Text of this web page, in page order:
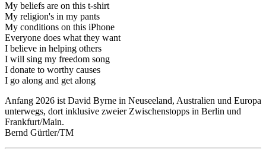
My beliefs are on this t-shirt
My religion's in my pants
My conditions on this iPhone
Everyone does what they want
I believe in helping others
I will sing my freedom song
I donate to worthy causes
I go along and get along
Anfang 2026 ist David Byrne in Neuseeland, Australien und Europa
unterwegs, dort inklusive zweier Zwischenstopps in Berlin und
Frankfurt/Main.
Bernd Gürtler/TM